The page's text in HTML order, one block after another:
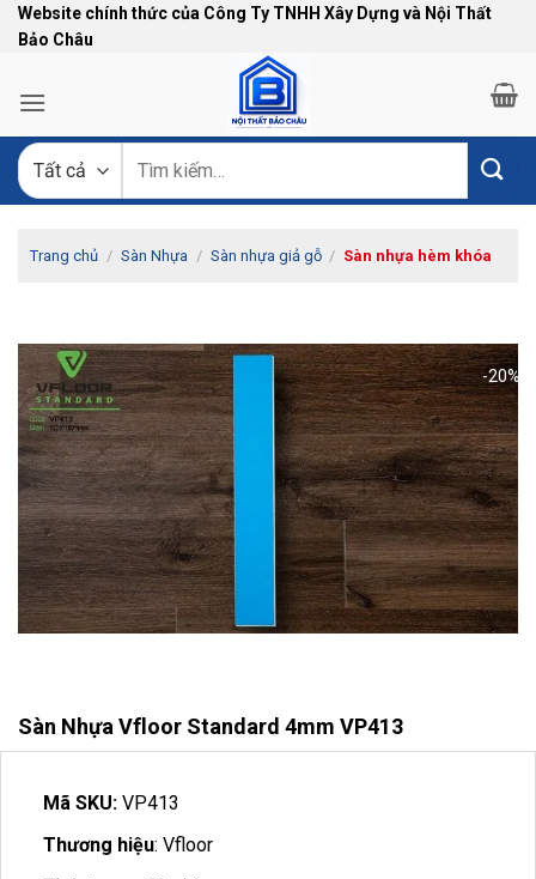
Bỏ
qua
dung
Website chính thức của Công Ty TNHH Xây Dựng và Nội Thất
Bảo Châu
kiếm:
Trang chủ / Sàn Nhựa / Sàn nhựa giả gỗ / Sàn nhựa hèm khóa
-20%
Sàn Nhựa Vfloor Standard 4mm VP413
Mã SKU: VP413
Thương hiệu: Vfloor